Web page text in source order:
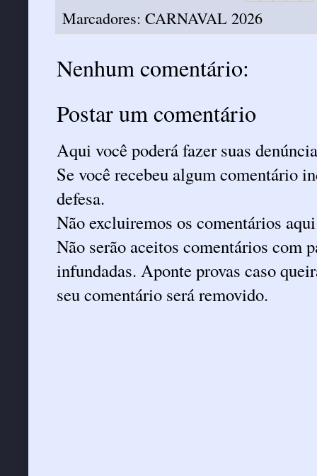
Marcadores: CARNAVAL 2026
Nenhum comentário:
Postar um comentário
Aqui você poderá fazer suas
Se você recebeu algum comentário
defesa.
Não excluiremos os comentários
Não serão aceitos comentários com
infundadas. Aponte provas caso
seu comentário será removido.